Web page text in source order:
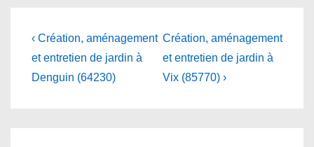
Navigation
de
l’article
Previous
Post
is
‹ Création, aménagement
et entretien de jardin à
Denguin (64230)
Next
Post
is
Création, aménagement
et entretien de jardin à
Vix (85770) ›